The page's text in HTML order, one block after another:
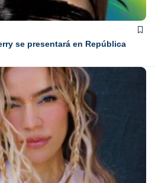
se presentará en República